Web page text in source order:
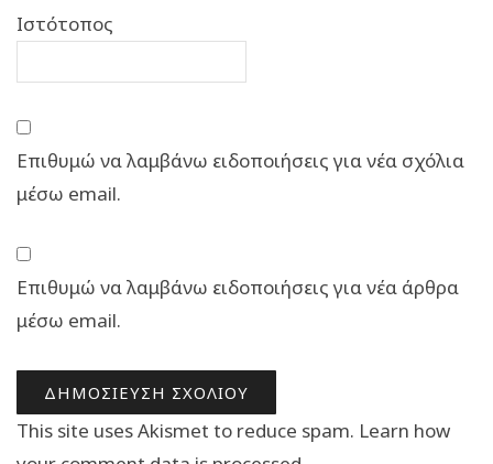
Ιστότοπος
Επιθυμώ να λαμβάνω ειδοποιήσεις για νέα σχόλια
μέσω email.
Επιθυμώ να λαμβάνω ειδοποιήσεις για νέα άρθρα
μέσω email.
This site uses Akismet to reduce spam. Learn how